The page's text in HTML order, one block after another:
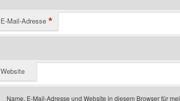
E-Mail-Adresse *
Website
Name, E-Mail-Adresse und Website in diesem Browser für